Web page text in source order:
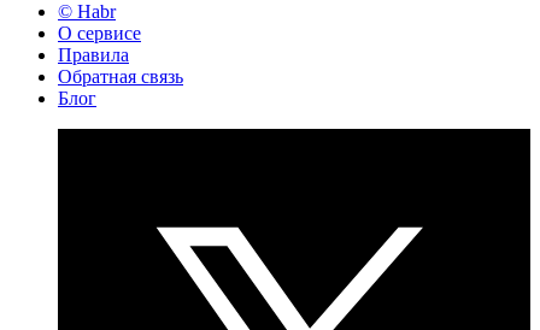
© Habr
О сервисе
Правила
Обратная связь
Блог